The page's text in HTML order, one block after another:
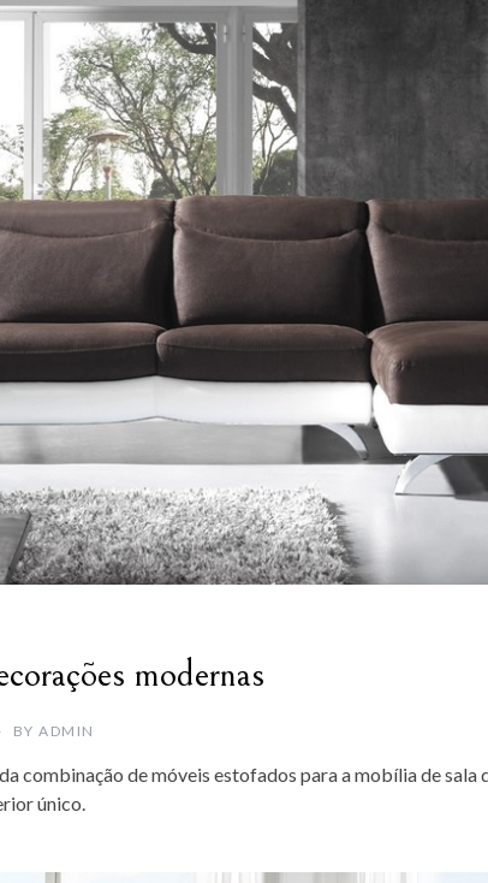
modernas
BY ADMIN
combinação de móveis estofados para a mobília de sala
único.